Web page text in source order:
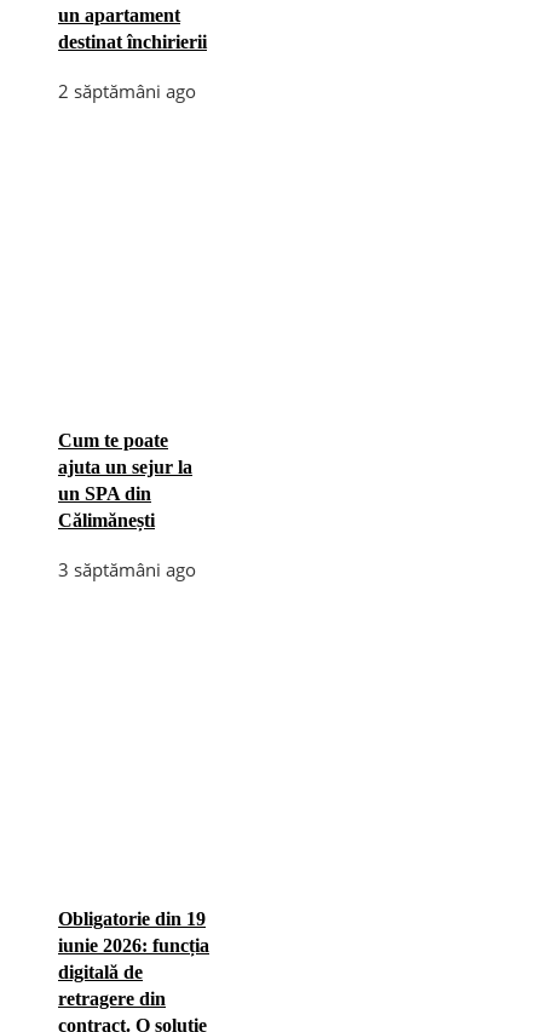
un apartament
destinat închirierii
2 săptămâni ago
Cum te poate
ajuta un sejur la
un SPA din
Călimănești
3 săptămâni ago
Obligatorie din 19
iunie 2026: funcția
digitală de
retragere din
contract. O soluție